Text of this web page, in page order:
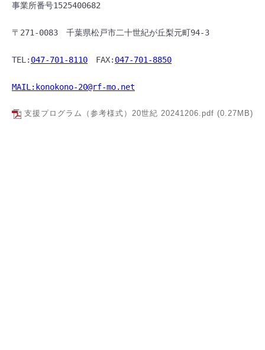
事業所番号1525400682
〒271-0083　千葉県松戸市二十世紀が丘梨元町94-3
TEL: 047-701-8110 FAX: 047-701-8850
MAIL:konokono-20@rf-mo.net
支援プログラム（参考様式）20世紀 20241206.pdf (0.27MB)